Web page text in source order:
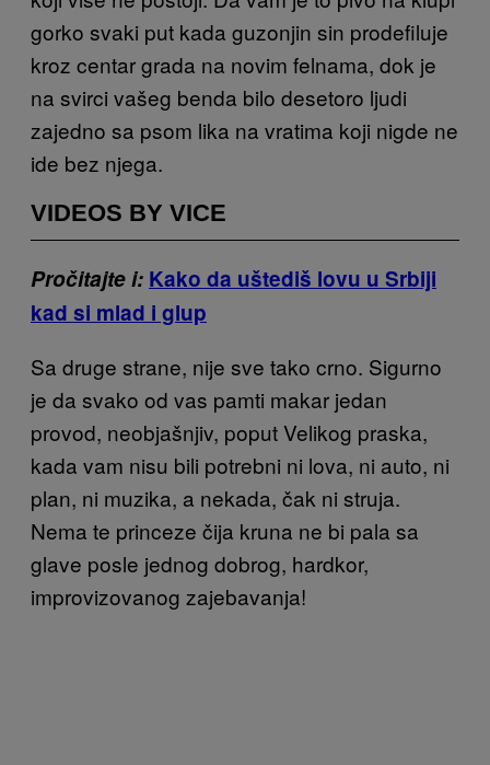
gorko svaki put kada guzonjin sin prodefiluje
kroz centar grada na novim felnama, dok je
na svirci vašeg benda bilo desetoro ljudi
zajedno sa psom lika na vratima koji nigde ne
ide bez njega.
VIDEOS BY VICE
Pročitajte i: Kako da uštediš lovu u Srbiji
kad si mlad i glup
Sa druge strane, nije sve tako crno. Sigurno
je da svako od vas pamti makar jedan
provod, neobjašnjiv, poput Velikog praska,
kada vam nisu bili potrebni ni lova, ni auto, ni
plan, ni muzika, a nekada, čak ni struja.
Nema te princeze čija kruna ne bi pala sa
glave posle jednog dobrog, hardkor,
improvizovanog zajebavanja!